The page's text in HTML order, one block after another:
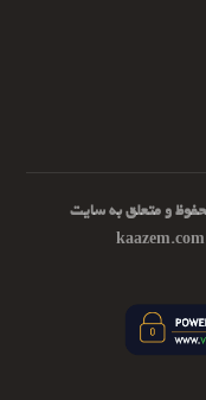
و متعلق به سایت